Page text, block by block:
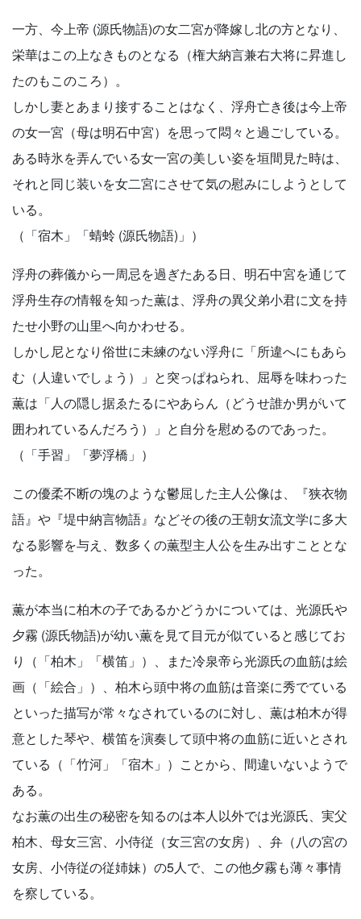
一方、今上帝 (源氏物語)の女二宮が降嫁し北の方となり、
栄華はこの上なきものとなる（権大納言兼右大将に昇進し
たのもこのころ）。
しかし妻とあまり接することはなく、浮舟亡き後は今上帝
の女一宮（母は明石中宮）を思って悶々と過ごしている。
ある時氷を弄んでいる女一宮の美しい姿を垣間見た時は、
それと同じ装いを女二宮にさせて気の慰みにしようとして
いる。
（「宿木」「蜻蛉 (源氏物語)」）
浮舟の葬儀から一周忌を過ぎたある日、明石中宮を通じて
浮舟生存の情報を知った薫は、浮舟の異父弟小君に文を持
たせ小野の山里へ向かわせる。
しかし尼となり俗世に未練のない浮舟に「所違へにもあら
む（人違いでしょう）」と突っぱねられ、屈辱を味わった
薫は「人の隠し据ゑたるにやあらん（どうせ誰か男がいて
囲われているんだろう）」と自分を慰めるのであった。
（「手習」「夢浮橋」）
この優柔不断の塊のような鬱屈した主人公像は、『狭衣物
語』や『堤中納言物語』などその後の王朝女流文学に多大
なる影響を与え、数多くの薫型主人公を生み出すこととな
った。
薫が本当に柏木の子であるかどうかについては、光源氏や
夕霧 (源氏物語)が幼い薫を見て目元が似ていると感じてお
り（「柏木」「横笛」）、また冷泉帝ら光源氏の血筋は絵
画（「絵合」）、柏木ら頭中将の血筋は音楽に秀でている
といった描写が常々なされているのに対し、薫は柏木が得
意とした琴や、横笛を演奏して頭中将の血筋に近いとされ
ている（「竹河」「宿木」）ことから、間違いないようで
ある。
なお薫の出生の秘密を知るのは本人以外では光源氏、実父
柏木、母女三宮、小侍従（女三宮の女房）、弁（八の宮の
女房、小侍従の従姉妹）の5人で、この他夕霧も薄々事情
を察している。